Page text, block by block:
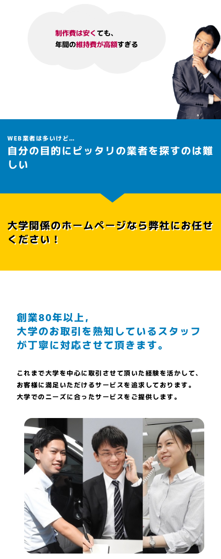
制作費は安く ても、
年間の維持費が高額すぎる
WEB業者は多いけど…
自分の目的にピッタリの業者を探すのは難
しい
大学関係のホームページなら弊社にお任せ
ください！
創業80年以上，
大学のお取引を熟知しているスタッフ
が丁寧に対応させて頂きます。
これまで大学を中心に取引させて頂いた経験を活かして、
お客様に満足いただけるサービスを追求しております。
大学でのニーズに合ったサービスをご提供します。